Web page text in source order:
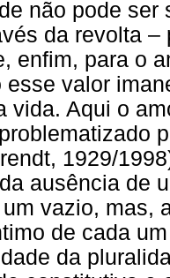
não pode ser
da revolta
enfim, para o
esse valor
vida. Aqui o
1929/
ausência de
um vazio,
de cada
da